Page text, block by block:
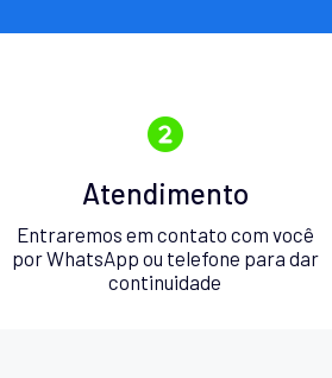
Atendimento
Entraremos em contato com você
por WhatsApp ou telefone para dar
continuidade